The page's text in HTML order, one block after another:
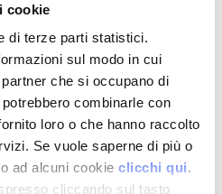
cookie
di terze parti statistici.
sul modo in cui
che si occupano di
combinarle con
loro o che hanno raccolto
Se vuole saperne di più o
ad alcuni cookie clicchi qui.
cliccando sul tasto
stiamo
bovina è costretta a trascorrere in
particolarmente difficili da
ci segnala lo stato di disagio al